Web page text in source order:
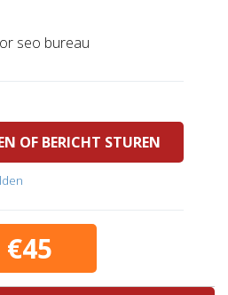
seo bureau
OF BERICHT STUREN
€45